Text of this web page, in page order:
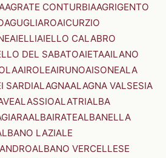
AGRATE CONTURBIAAGRIGENTO
AGUGLIAROAICURZIO
AIELLIAIELLO CALABRO
DEL SABATOAIETAAILANO
AIROLEAIRUNOAISONEALA
SARDIALAGNAALAGNA VALSESIA
ALASSIOALATRIALBA
ALBAIRATEALBANELLA
LAZIALE
ALBANO VERCELLESE